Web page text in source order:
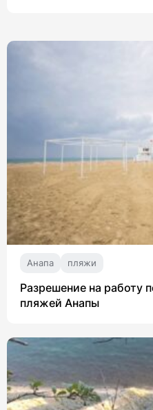
Анапа пляжи
Разрешение на работу
пляжей Анапы